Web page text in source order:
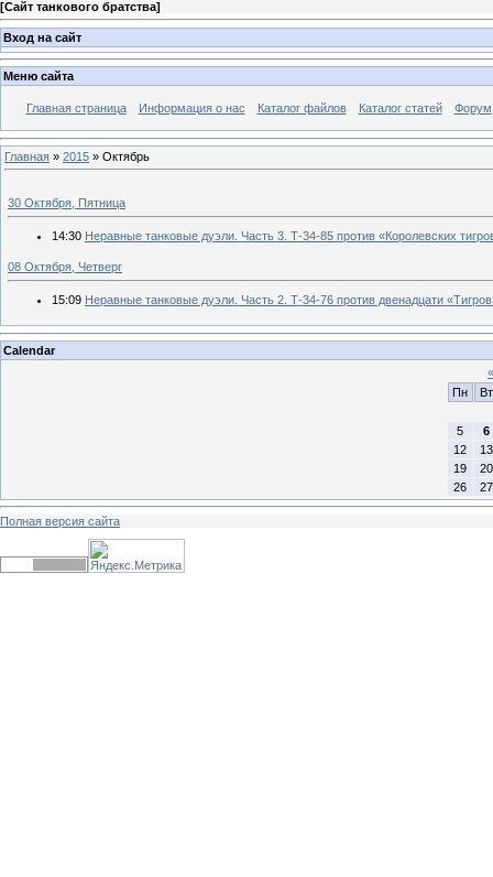
[Сайт танкового братства]
Вход на сайт
Меню сайта
Главная страница Информация о нас Каталог файлов Каталог статей Форум
Главная » 2015 » Октябрь
30 Октября, Пятница
14:30 Неравные танковые дуэли. Часть 3. Т-34-85 против «Королевских
08 Октября, Четверг
15:09 Неравные танковые дуэли. Часть 2. Т-34-76 против двенадцати
Calendar
«
Пн
Вт
5
6
12
13
19
20
26
27
Полная версия сайта